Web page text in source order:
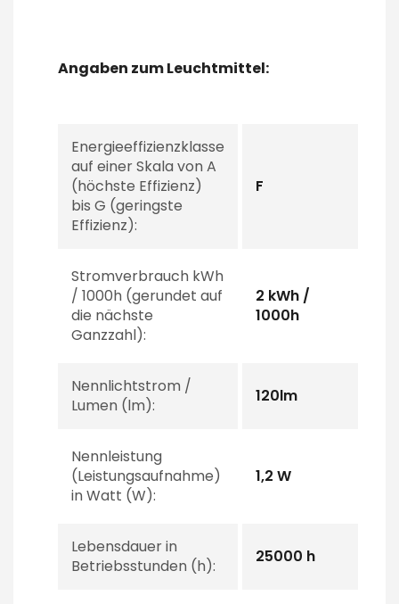
Angaben zum Leuchtmittel:
Energieeffizienzklasse
auf einer Skala von A
(höchste Effizienz)
bis G (geringste
Effizienz):
F
Stromverbrauch kWh
/ 1000h (gerundet auf
die nächste
Ganzzahl):
2 kWh /
1000h
Nennlichtstrom /
Lumen (lm):
120lm
Nennleistung
(Leistungsaufnahme)
in Watt (W):
1,2 W
Lebensdauer in
Betriebsstunden (h):
25000 h